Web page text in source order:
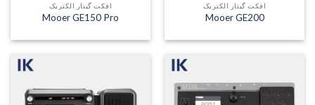
افکت گیتار الکتریک
Mooer GE200
افکت گیتار الکتریک
Mooer GE150 Pro